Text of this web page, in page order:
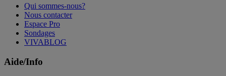
Qui sommes-nous?
Nous contacter
Espace Pro
Sondages
VIVABLOG
Aide/Info